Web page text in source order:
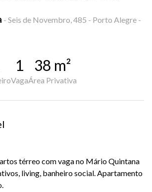
- Seis de Novembro, 485 - Porto Alegre -
1
Vaga
38 m²
Área Privativa
térreo com vaga no Mário Quintana
living, banheiro social. Apartamento